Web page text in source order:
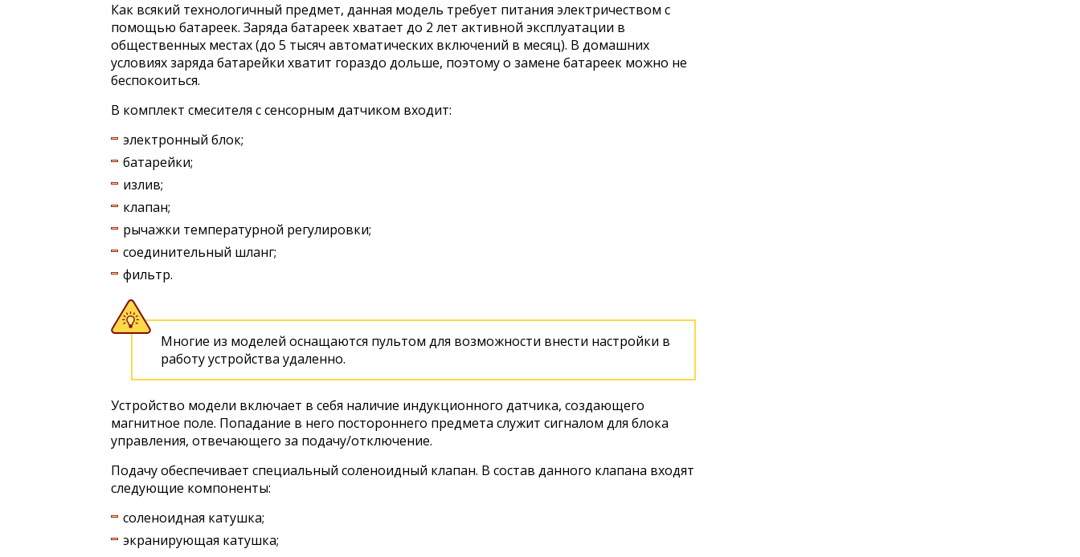
Как всякий технологичный предмет, данная модель требует питания электричеством с
помощью батареек. Заряда батареек хватает до 2 лет активной эксплуатации в
общественных местах (до 5 тысяч автоматических включений в месяц). В домашних
условиях заряда батарейки хватит гораздо дольше, поэтому о замене батареек можно не
беспокоиться.
В комплект смесителя с сенсорным датчиком входит:
электронный блок;
батарейки;
излив;
клапан;
рычажки температурной регулировки;
соединительный шланг;
фильтр.
Многие из моделей оснащаются пультом для возможности внести настройки в
работу устройства удаленно.
Устройство модели включает в себя наличие индукционного датчика, создающего
магнитное поле. Попадание в него постороннего предмета служит сигналом для блока
управления, отвечающего за подачу/отключение.
Подачу обеспечивает специальный соленоидный клапан. В состав данного клапана входят
следующие компоненты:
соленоидная катушка;
экранирующая катушка;